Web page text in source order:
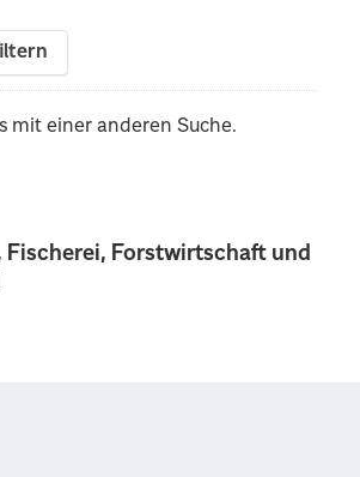
Forstwirtschaft und
mit einer anderen Suche.